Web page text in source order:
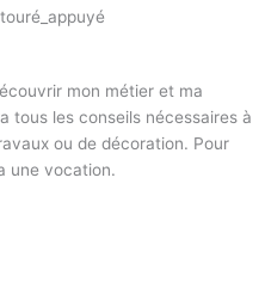
mon métier et ma
tous les conseils nécessaires à
ou de décoration. Pour
une vocation.